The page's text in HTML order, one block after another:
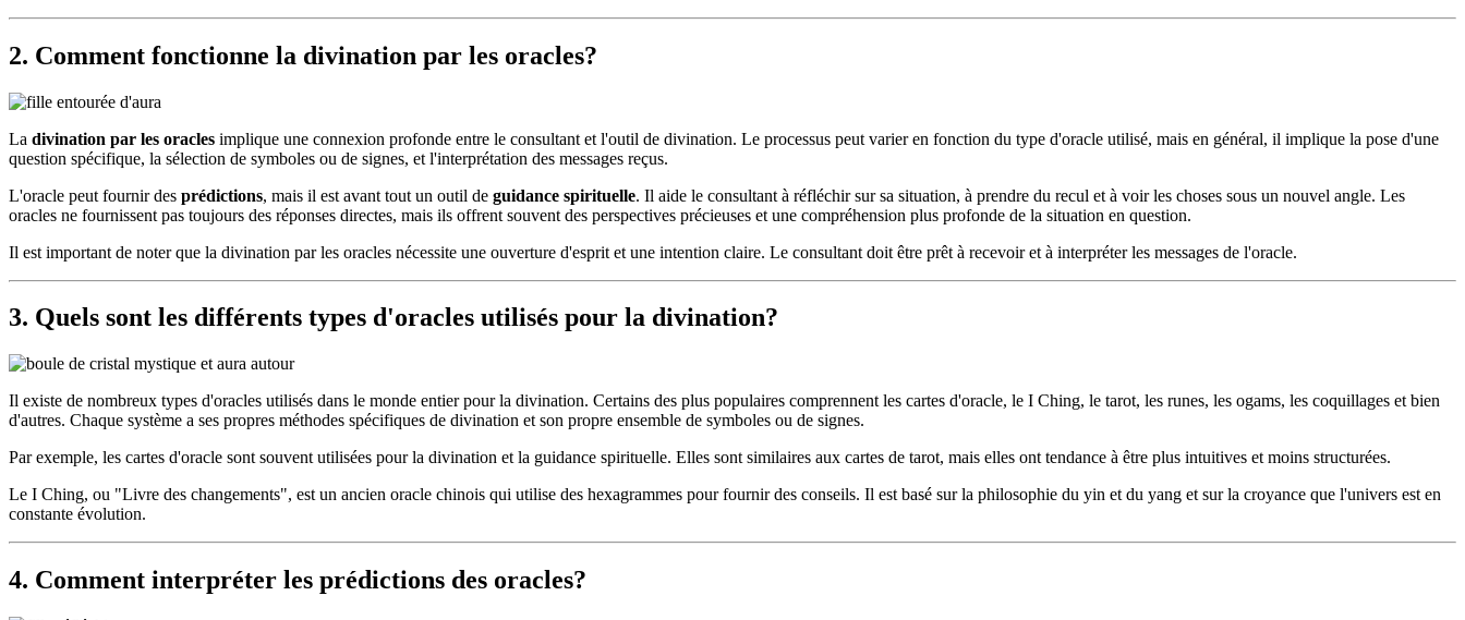
2. Comment fonctionne la divination par les oracles?
La divination par les oracles implique une connexion profonde entre le consultant et l'outil de divination. Le processus peut varier en fonction du type d'oracle utilisé, mais en général, il implique la pose d'une
question spécifique, la sélection de symboles ou de signes, et l'interprétation des messages reçus.
L'oracle peut fournir des prédictions, mais il est avant tout un outil de guidance spirituelle. Il aide le consultant à réfléchir sur sa situation, à prendre du recul et à voir les choses sous un nouvel angle. Les
oracles ne fournissent pas toujours des réponses directes, mais ils offrent souvent des perspectives précieuses et une compréhension plus profonde de la situation en question.
Il est important de noter que la divination par les oracles nécessite une ouverture d'esprit et une intention claire. Le consultant doit être prêt à recevoir et à interpréter les messages de l'oracle.
3. Quels sont les différents types d'oracles utilisés pour la divination?
Il existe de nombreux types d'oracles utilisés dans le monde entier pour la divination. Certains des plus populaires comprennent les cartes d'oracle, le I Ching, le tarot, les runes, les ogams, les coquillages et bien
d'autres. Chaque système a ses propres méthodes spécifiques de divination et son propre ensemble de symboles ou de signes.
Par exemple, les cartes d'oracle sont souvent utilisées pour la divination et la guidance spirituelle. Elles sont similaires aux cartes de tarot, mais elles ont tendance à être plus intuitives et moins structurées.
Le I Ching, ou "Livre des changements", est un ancien oracle chinois qui utilise des hexagrammes pour fournir des conseils. Il est basé sur la philosophie du yin et du yang et sur la croyance que l'univers est en
constante évolution.
4. Comment interpréter les prédictions des oracles?